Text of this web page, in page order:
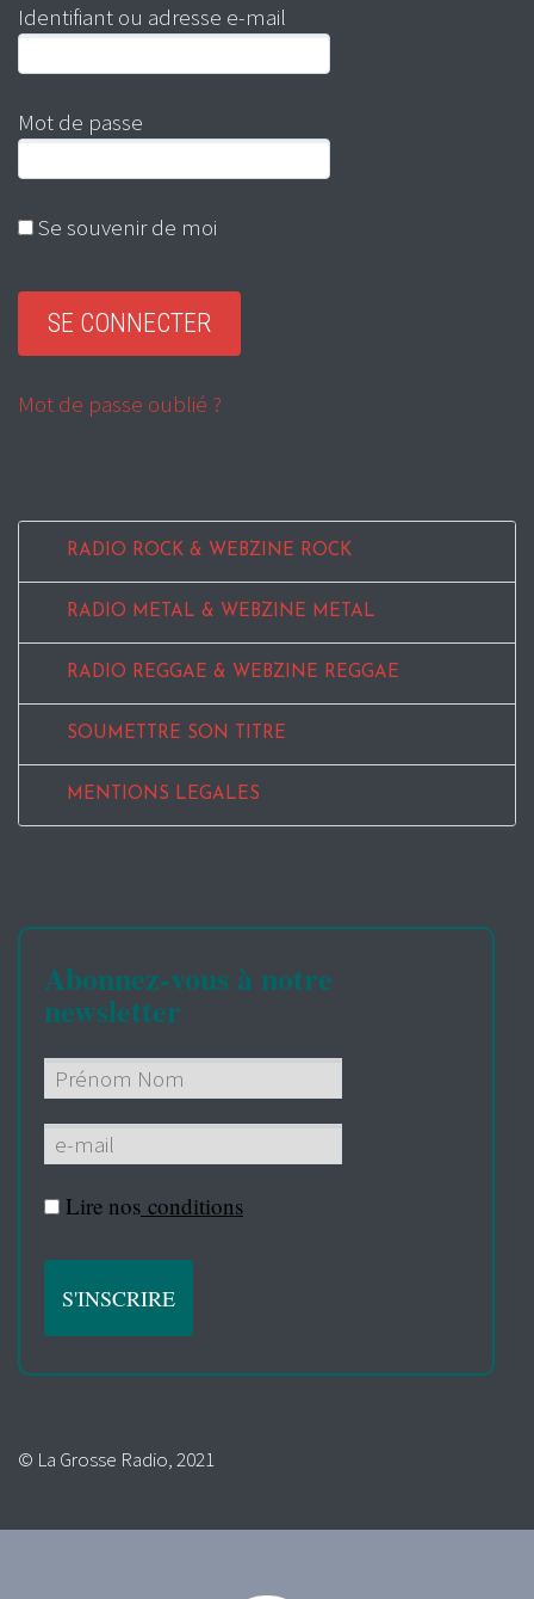
Identifiant ou adresse e-mail
Mot de passe
Se souvenir de moi
Mot de passe oublié ?
RADIO ROCK & WEBZINE ROCK
RADIO METAL & WEBZINE METAL
RADIO REGGAE & WEBZINE REGGAE
SOUMETTRE SON TITRE
MENTIONS LEGALES
Abonnez-vous à notre
newsletter
Lire nos conditions
© La Grosse Radio, 2021